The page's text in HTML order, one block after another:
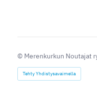
© Merenkurkun Noutajat
Tehty Yhdistysavaimella